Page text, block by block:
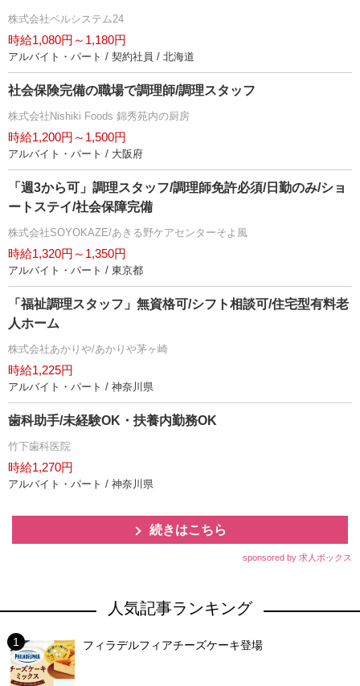
株式会社ベルシステム24
時給1,080円～1,180円
アルバイト・パート / 契約社員 / 北海道
社会保険完備の職場で調理師/調理スタッフ
株式会社Nishiki Foods 錦秀苑内の厨房
時給1,200円～1,500円
アルバイト・パート / 大阪府
「週3から可」調理スタッフ/調理師免許必須/日勤のみ/ショ
ートステイ/社会保障完備
株式会社SOYOKAZE/あきる野ケアセンターそよ風
時給1,320円～1,350円
アルバイト・パート / 東京都
「福祉調理スタッフ」無資格可/シフト相談可/住宅型有料老
人ホーム
株式会社あかりや/あかりや茅ヶ崎
時給1,225円
アルバイト・パート / 神奈川県
歯科助手/未経験OK・扶養内勤務OK
竹下歯科医院
時給1,270円
アルバイト・パート / 神奈川県
続きはこちら
sponsored by 求人ボックス
人気記事ランキング
フィラデルフィアチーズケーキ登場